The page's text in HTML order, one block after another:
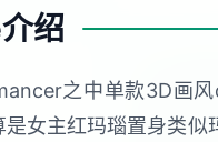
绍
之中单款3D画
女主红玛瑙置身类